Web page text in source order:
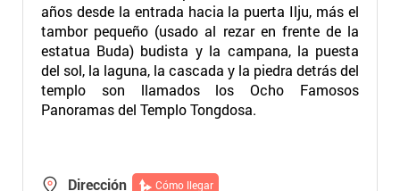
años desde la entrada hacia la puerta Ilju, más el
tambor pequeño (usado al rezar en frente de la
estatua Buda) budista y la campana, la puesta
del sol, la laguna, la cascada y la piedra detrás del
templo son llamados los Ocho Famosos
Panoramas del Templo Tongdosa.
Dirección Cómo llegar